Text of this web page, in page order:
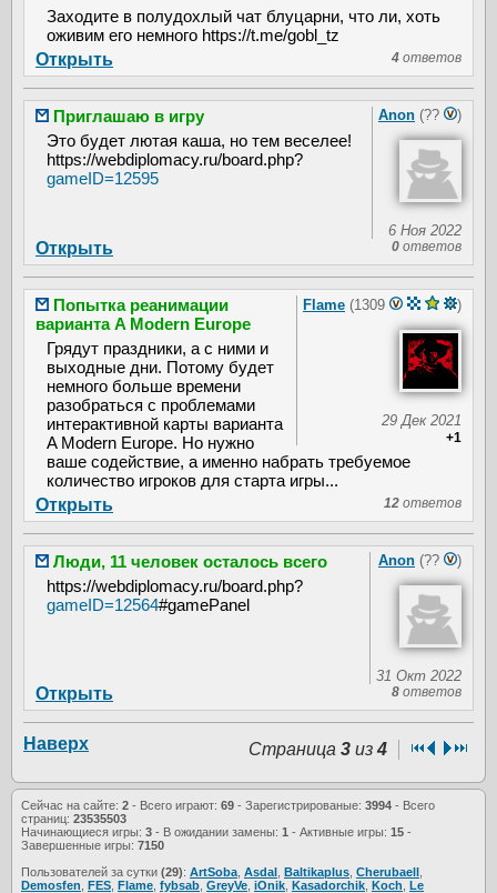
Заходите в полудохлый чат блуцарни, что ли, хоть
оживим его немного https://t.me/gobl_tz
4 ответов
Открыть
Anon (?? )
6 Ноя 2022
Приглашаю в игру
Это будет лютая каша, но тем веселее!
https://webdiplomacy.ru/board.php?
gameID=12595
0 ответов
Открыть
Flame (1309 )
29 Дек 2021
+1
Попытка реанимации
варианта A Modern Europe
Грядут праздники, а с ними и
выходные дни. Потому будет
немного больше времени
разобраться с проблемами
интерактивной карты варианта
A Modern Europe. Но нужно
ваше содействие, а именно набрать требуемое
количество игроков для старта игры...
12 ответов
Открыть
Anon (?? )
31 Окт 2022
Люди, 11 человек осталось всего
https://webdiplomacy.ru/board.php?
gameID=12564#gamePanel
8 ответов
Открыть
Страница 3 из4
Наверх
Сейчас на сайте: 2 - Всего играют: 69 - Зарегистрированые: 3994 - Всего
страниц: 23535503
Начинающиеся игры: 3 - В ожидании замены: 1 - Активные игры: 15 -
Завершенные игры: 7150
Пользователей за сутки (29): ArtSoba Asdal Baltikaplus Cherubaell
Demosfen FES Flame fybsab GreyVe iOnik Kasadorchik Koch Le